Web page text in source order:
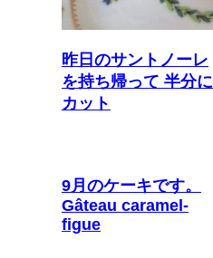
昨日のサントノーレ
を持ち帰って 半分に
カット
9月のケーキです。
Gâteau caramel-
figue